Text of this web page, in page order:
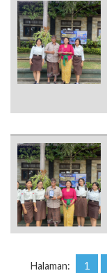
Halaman: 1